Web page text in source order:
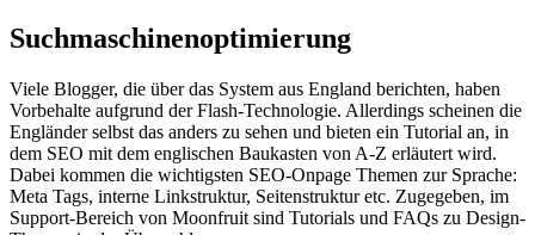
Suchmaschinenoptimierung
Viele Blogger, die über das System aus England berichten, haben
Vorbehalte aufgrund der Flash-Technologie. Allerdings scheinen die
Engländer selbst das anders zu sehen und bieten ein Tutorial an, in
dem SEO mit dem englischen Baukasten von A-Z erläutert wird.
Dabei kommen die wichtigsten SEO-Onpage Themen zur Sprache:
Meta Tags, interne Linkstruktur, Seitenstruktur etc. Zugegeben, im
Support-Bereich von Moonfruit sind Tutorials und FAQs zu Design-